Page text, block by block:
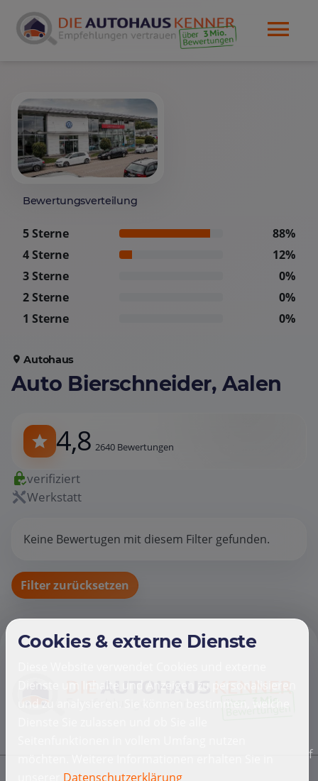
Bewertungsverteilung
5 Sterne
88%
4 Sterne
12%
3 Sterne
0%
2 Sterne
0%
1 Sterne
0%
Autohaus
Auto Bierschneider, Aalen
4,8 2640 Bewertungen
verifiziert
Werkstatt
Keine Bewertugen mit diesem Filter gefunden.
Filter zurücksetzen
Cookies & externe Dienste
Dienste um Inhalte und Anzeigen zu personalisieren
und zu analysieren. Sie können bestimmen, welche
Datenschutzerklärung
f